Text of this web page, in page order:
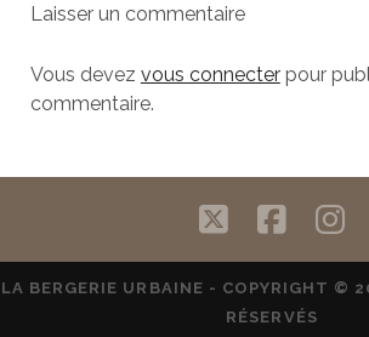
Laisser un commentaire
Vous devez vous connecterpour
commentaire.
twitter
LA BERGERIE URBAINE - COPYRIGHT ©
RÉSERVÉS